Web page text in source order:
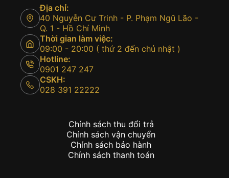
Địa chỉ:
40 Nguyễn Cư Trinh - P. Phạm Ngũ Lão -
Q. 1 - Hồ Chí Minh
Thời gian làm việc:
09:00 - 20:00 ( thứ 2 đến chủ nhật )
Hotline:
0901 247 247
CSKH:
028 391 22222
Chính sách thu đổi trả
Chính sách vận chuyển
Chính sách bảo hành
Chính sách thanh toán